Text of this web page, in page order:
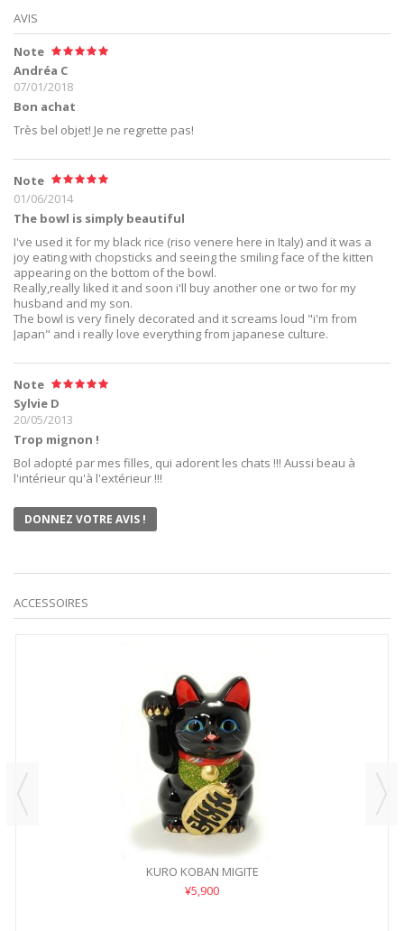
AVIS
Note
Andréa C
07/01/2018
Bon achat
Très bel objet! Je ne regrette pas!
Note
01/06/2014
The bowl is simply beautiful
I've used it for my black rice (riso venere here in Italy) and it was a
joy eating with chopsticks and seeing the smiling face of the kitten
appearing on the bottom of the bowl.
Really,really liked it and soon i'll buy another one or two for my
husband and my son.
The bowl is very finely decorated and it screams loud "i'm from
Japan" and i really love everything from japanese culture.
Note
Sylvie D
20/05/2013
Trop mignon !
Bol adopté par mes filles, qui adorent les chats !!! Aussi beau à
l'intérieur qu'à l'extérieur !!!
DONNEZ VOTRE AVIS !
ACCESSOIRES
KURO KOBAN MIGITE
¥5,900